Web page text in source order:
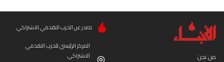
من نحن
تصدر عن الحزب التقدمي الاشتراكي
المركز الرئيسي للحزب التقدمي
الاشتراكي